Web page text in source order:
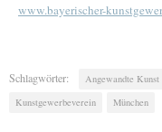
www.bayerischer-
Schlagwörter: Angewandte Kunst
Kunstgewerbeverein
München